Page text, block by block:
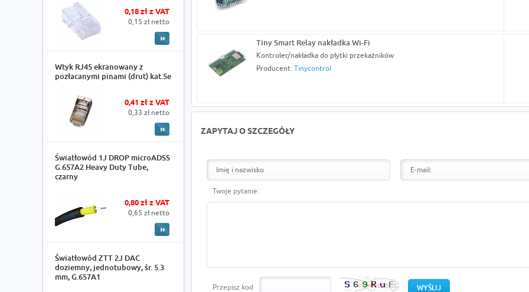
0,18 zł z VAT
0,15 zł netto
Wtyk RJ45 ekranowany z
pozłacanymi pinami (drut) kat.5e
0,41 zł z VAT
0,33 zł netto
Światłowód 1J DROP microADSS
G.657A2 Heavy Duty Tube,
czarny
0,80 zł z VAT
0,65 zł netto
Światłowód ZTT 2J DAC
doziemny, jednotubowy, śr. 5.3
mm, G.657A1
Tiny Smart Relay nakładka Wi-Fi
Kontroler/nakładka do płytki przekaźników
Producent: Tinycontrol
ZAPYTAJ O SZCZEGÓŁY
Twoje pytanie:
Przepisz kod